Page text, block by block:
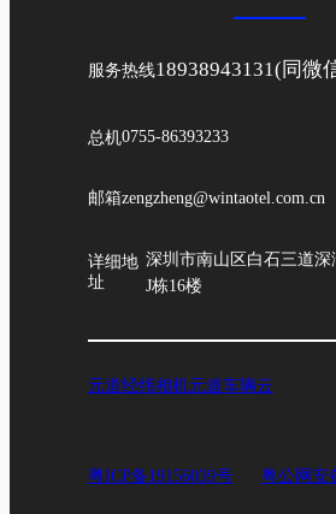
服务热线18938943131(同微
总机0755-86393233
邮箱zengzheng@wintaotel.com.cn
详细地
址
深圳市南山区白石三道
J栋16楼
元道经纬相机元道车辆云
粤ICP备19156039号 粤公网安